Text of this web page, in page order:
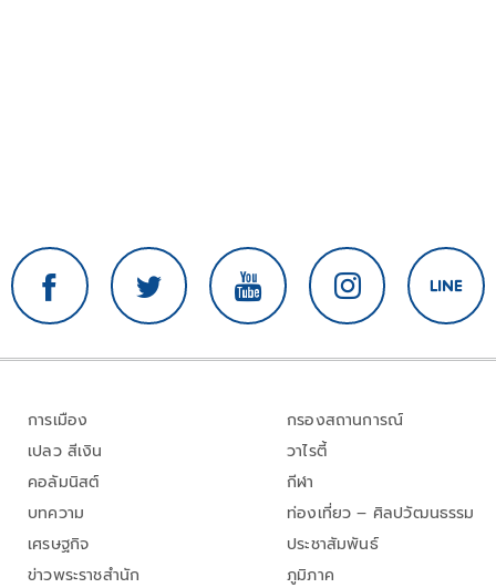
การเมือง
เปลว สีเงิน
คอลัมนิสต์
บทความ
เศรษฐกิจ
ข่าวพระราชสำนัก
กรองสถานการณ์
วาไรตี้
กีฬา
ท่องเที่ยว – ศิลปวัฒนธรรม
ประชาสัมพันธ์
ภูมิภาค